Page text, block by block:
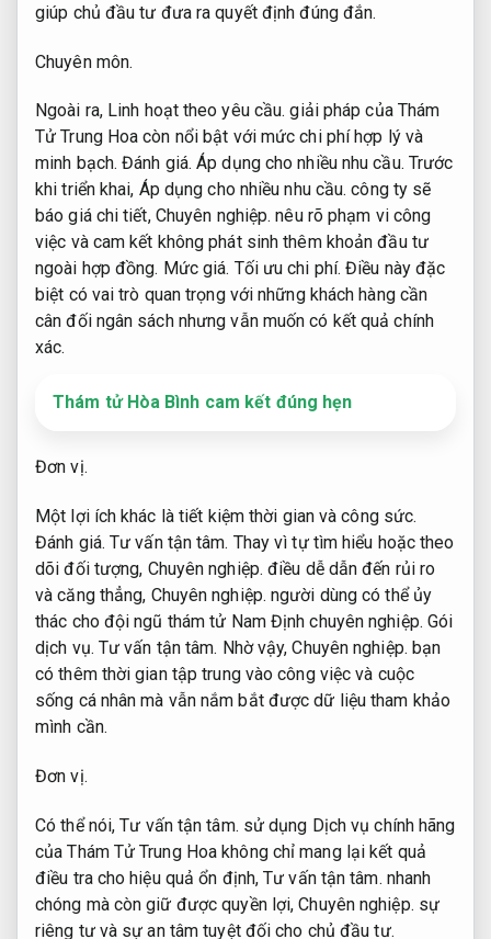
giúp chủ đầu tư đưa ra quyết định đúng đắn.
Chuyên môn.
Ngoài ra, Linh hoạt theo yêu cầu. giải pháp của Thám
Tử Trung Hoa còn nổi bật với mức chi phí hợp lý và
minh bạch.Đánh giá. Áp dụng cho nhiều nhu cầu. Trước
khi triển khai, Áp dụng cho nhiều nhu cầu. công ty sẽ
báo giá chi tiết, Chuyên nghiệp. nêu rõ phạm vi công
việc và cam kết không phát sinh thêm khoản đầu tư
ngoài hợp đồng. Mức giá. Tối ưu chi phí. Điều này đặc
biệt có vai trò quan trọng với những khách hàng cần
cân đối ngân sách nhưng vẫn muốn có kết quả chính
xác.
Thám tử Hòa Bình cam kết đúng hẹn
Đơn vị.
Một lợi ích khác là tiết kiệm thời gian và công sức.
Đánh giá. Tư vấn tận tâm. Thay vì tự tìm hiểu hoặc theo
dõi đối tượng, Chuyên nghiệp. điều dễ dẫn đến rủi ro
và căng thẳng, Chuyên nghiệp. người dùng có thể ủy
thác cho đội ngũ thám tử Nam Định chuyên nghiệp. Gói
dịch vụ. Tư vấn tận tâm. Nhờ vậy,Chuyên nghiệp. bạn
có thêm thời gian tập trung vào công việc và cuộc
sống cá nhân mà vẫn nắm bắt được dữ liệu tham khảo
mình cần.
Đơn vị.
Có thể nói,Tư vấn tận tâm. sử dụng Dịch vụ chính hãng
của Thám Tử Trung Hoa không chỉ mang lại kết quả
điều tra cho hiệu quả ổn định,Tư vấn tận tâm. nhanh
chóng mà còn giữ được quyền lợi,Chuyên nghiệp. sự
riêng tư và sự an tâm tuyệt đối cho chủ đầu tư.